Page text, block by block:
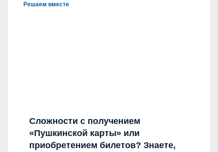
Решаем вместе
Сложности с получением
«Пушкинской карты» или
приобретением билетов? Знаете,